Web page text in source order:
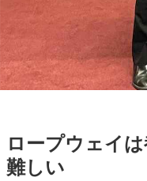
ロープウェイ
難しい